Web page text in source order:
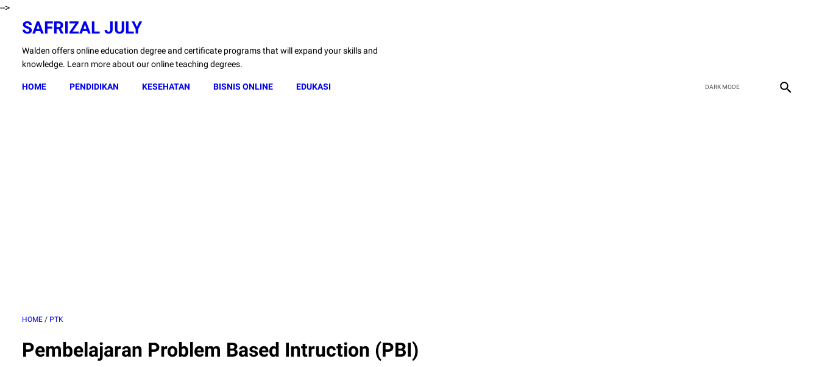
-->
SAFRIZAL JULY
Walden offers online education degree and certificate programs that will expand your skills and
knowledge. Learn more about our online teaching degrees.
HOME PENDIDIKAN KESEHATAN BISNIS ONLINE EDUKASI
HOME / PTK
Pembelajaran Problem Based Intruction (PBI)